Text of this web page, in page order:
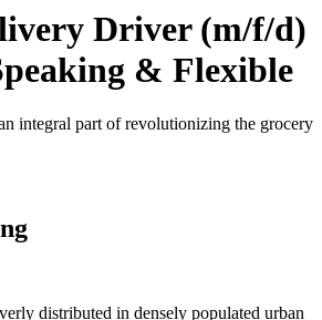
Driver (m/f/d)
& Flexible
integral part of revolutionizing the grocery
distributed in densely populated urban